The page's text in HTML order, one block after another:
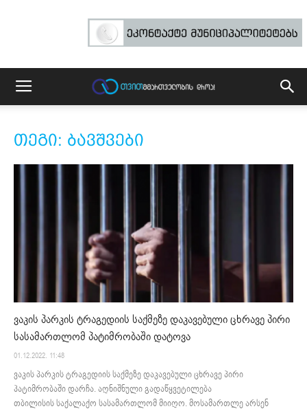
თეგი: ბავშვები
ვაკის პარკის ტრაგედიის საქმეზე დაკავებული ცხრავე პირი
სასამართლომ პატიმრობაში დატოვა
01.12.2022. 11:48
ვაკის პარკის ტრაგედიის საქმეზე დაკავებული ცხრავე პირი
პატიმრობაში დარჩა. აღნიშნული გადაწყვეტილება
თბილისის საქალაქო სასამართლომ მიიღო. მოსამართლე არსენ